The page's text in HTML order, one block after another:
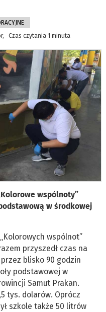
Czas czytania 1 minuta
wspólnoty”
w środkowej
wspólnot”
przyszedł czas na
blisko 90 godzin
podstawowej w
Samut Prakan.
tys. dolarów. Oprócz
szkole także 50 litrów